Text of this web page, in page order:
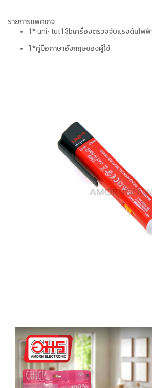
รายการแพคเกจ:
1* uni- tut13bเครื่องตรวจจับแรงดันไฟ
1*คู่มือภาษาอังกฤษของผู้ใช้